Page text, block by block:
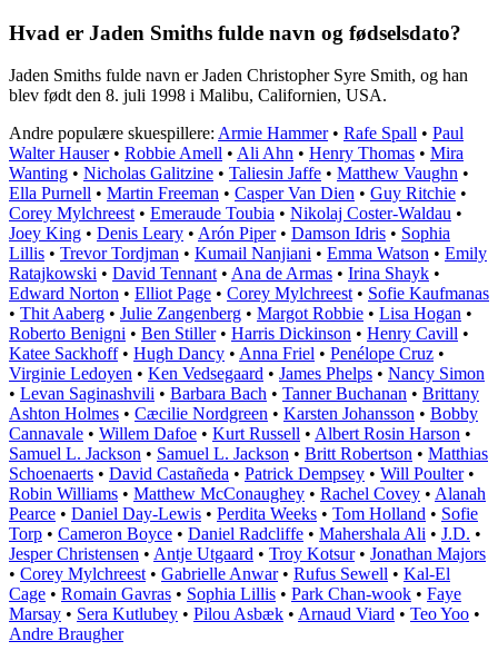
Hvad er Jaden Smiths fulde navn og fødselsdato?
Jaden Smiths fulde navn er Jaden Christopher Syre Smith, og han
blev født den 8. juli 1998 i Malibu, Californien, USA.
Andre populære skuespillere: Armie Hammer• Rafe Spall • Paul
Walter Hauser• Robbie Amell • Ali Ahn • Henry Thomas • Mira
Wanting • Nicholas Galitzine • Taliesin Jaffe • Matthew Vaughn •
Ella Purnell • Martin Freeman • Casper Van Dien • Guy Ritchie •
Corey Mylchreest • Emeraude Toubia • Nikolaj Coster-Waldau •
Joey King • Denis Leary • Arón Piper• Damson Idris • Sophia
Lillis • Trevor Tordjman • Kumail Nanjiani • Emma Watson • Emily
Ratajkowski • David Tennant • Ana de Armas • Irina Shayk •
Edward Norton • Elliot Page • Corey Mylchreest • Sofie Kaufmanas
• Thit Aaberg • Julie Zangenberg • Margot Robbie • Lisa Hogan •
Roberto Benigni • Ben Stiller• Harris Dickinson • Henry Cavill •
Katee Sackhoff• Hugh Dancy • Anna Friel • Penélope Cruz •
Virginie Ledoyen • Ken Vedsegaard • James Phelps • Nancy Simon
• Levan Saginashvili • Barbara Bach • Tanner Buchanan • Brittany
Ashton Holmes • Cæcilie Nordgreen • Karsten Johansson • Bobby
Cannavale • Willem Dafoe • Kurt Russell • Albert Rosin Harson •
Samuel L. Jackson • Samuel L. Jackson • Britt Robertson • Matthias
Schoenaerts • David Castañeda • Patrick Dempsey • Will Poulter•
Robin Williams • Matthew McConaughey • Rachel Covey • Alanah
Pearce • Daniel Day-Lewis • Perdita Weeks • Tom Holland • Sofie
Torp • Cameron Boyce • Daniel Radcliffe • Mahershala Ali • J.D. •
Jesper Christensen • Antje Utgaard • Troy Kotsur• Jonathan Majors
• Corey Mylchreest • Gabrielle Anwar• Rufus Sewell • Kal-El
Cage • Romain Gavras • Sophia Lillis • Park Chan-wook • Faye
Marsay • Sera Kutlubey • Pilou Asbæk • Arnaud Viard • Teo Yoo •
Andre Braugher